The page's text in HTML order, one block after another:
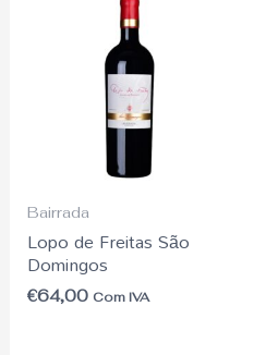
Bairrada
Lopo de Freitas São
Domingos
€64,00 Com IVA